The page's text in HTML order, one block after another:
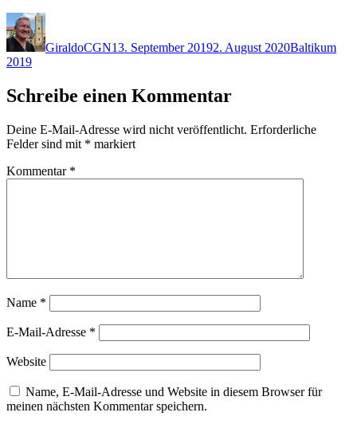
Autor
GiraldoCGN13. September 20192. August 2020Baltikum
2019
Schreibe einen Kommentar
Deine E-Mail-Adresse wird nicht veröffentlicht. Erforderliche
Felder sind mit * markiert
Kommentar *
Name *
E-Mail-Adresse *
Website
Name, E-Mail-Adresse und Website in diesem Browser für
meinen nächsten Kommentar speichern.